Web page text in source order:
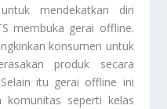
mendekatkan diri
membuka gerai offline.
konsumen untuk
produk secara
itu gerai offline ini
komunitas seperti kelas